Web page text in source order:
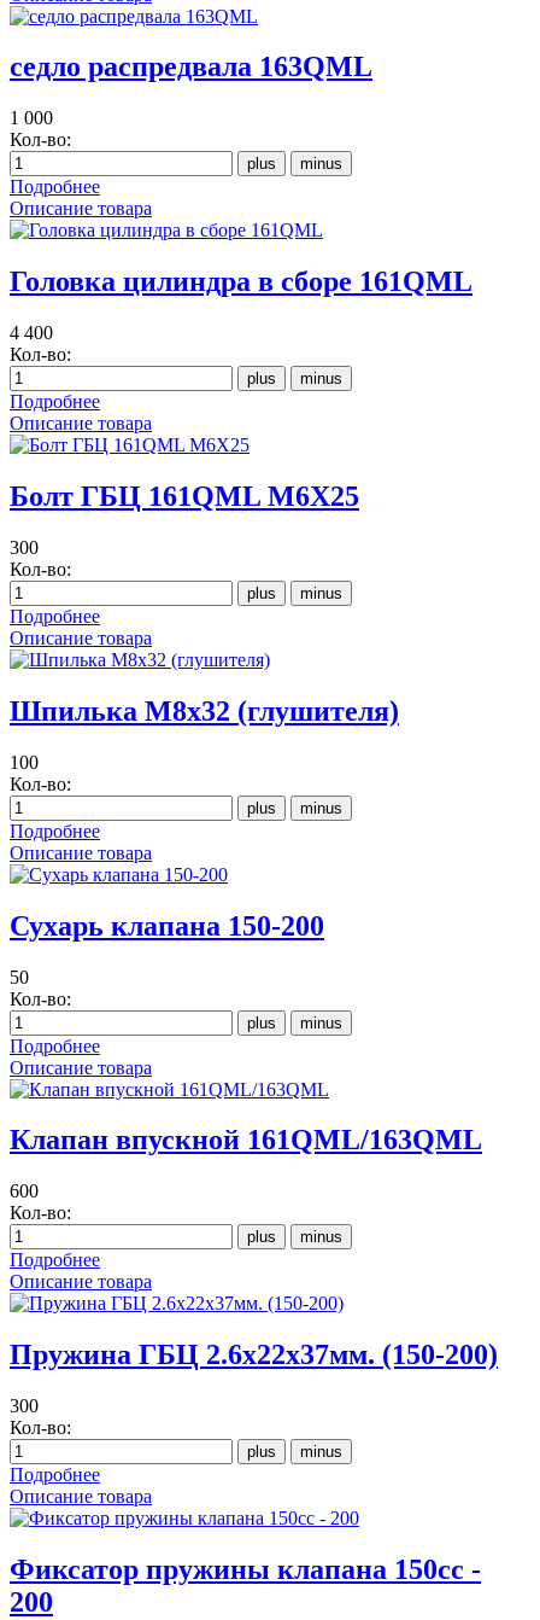
седло распредвала 163QML
1 000
Кол-во:
Подробнее
Описание товара
Головка цилиндра в сборе 161QML
4 400
Кол-во:
Подробнее
Описание товара
Болт ГБЦ 161QML M6X25
300
Кол-во:
Подробнее
Описание товара
Шпилька М8х32 (глушителя)
100
Кол-во:
Подробнее
Описание товара
Сухарь клапана 150-200
50
Кол-во:
Подробнее
Описание товара
Клапан впускной 161QML/163QML
600
Кол-во:
Подробнее
Описание товара
Пружина ГБЦ 2.6x22x37мм. (150-200)
300
Кол-во:
Подробнее
Описание товара
Фиксатор пружины клапана 150сс -
200